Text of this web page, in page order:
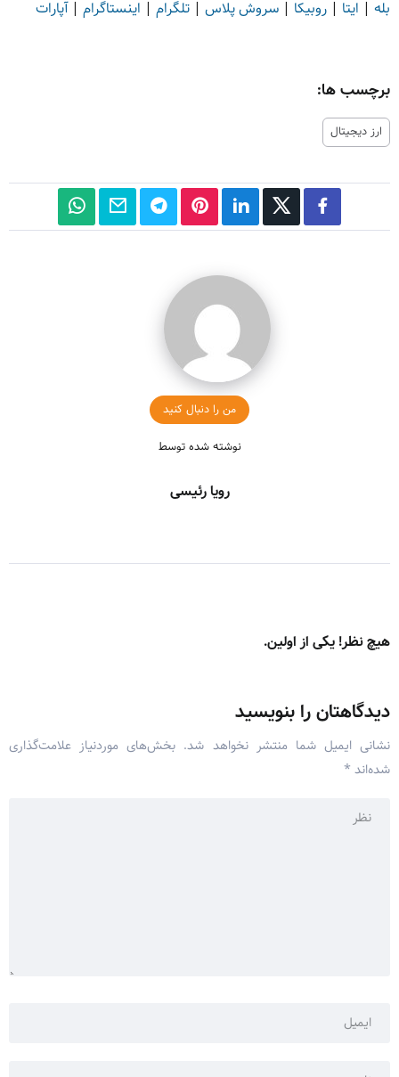
بله | ایتا | روبیکا | سروش پلاس | تلگرام | اینستاگرام |آپارات
برچسب ها:
ارز دیجیتال
من را دنبال کنید
نوشته شده توسط
رویا رئیسی
هیچ نظر! یکی از اولین.
دیدگاهتان را بنویسید
نشانی ایمیل شما منتشر نخواهد شد. بخش‌های موردنیاز علامت‌گذاری
شده‌اند *